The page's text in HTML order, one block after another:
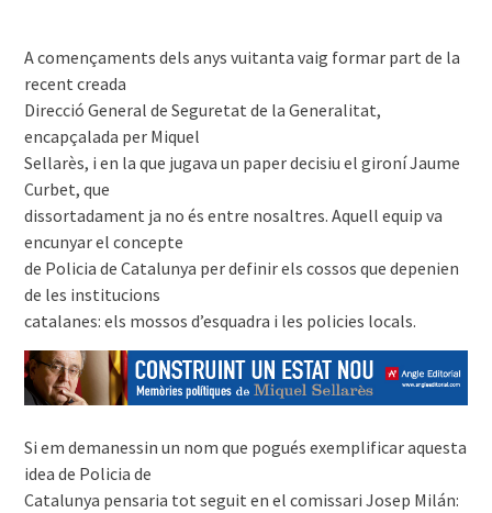
A començaments dels anys vuitanta vaig formar part de la
recent creada
Direcció General de Seguretat de la Generalitat,
encapçalada per Miquel
Sellarès, i en la que jugava un paper decisiu el gironí Jaume
Curbet, que
dissortadament ja no és entre nosaltres. Aquell equip va
encunyar el concepte
de Policia de Catalunya per definir els cossos que depenien
de les institucions
catalanes: els mossos d’esquadra i les policies locals.
Si em demanessin un nom que pogués exemplificar aquesta
idea de Policia de
Catalunya pensaria tot seguit en el comissari Josep Milán: